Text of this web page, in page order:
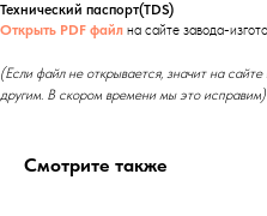
Технический паспорт(TDS)
Открыть PDF файл на сайте завода-
(Если файл не открывается, значит на
другим. В скором времени мы это исправим)
Смотрите также